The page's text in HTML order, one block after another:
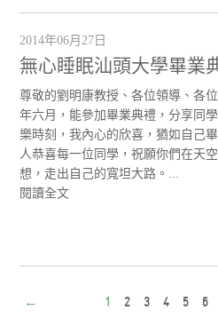
2014年06月27日
無心睡眠汕頭大學畢業
尊敬的劉明康教授、各位領導、各
年六月，能參加畢業典禮，分享同
樂時刻，我內心的欣喜，猶如自己
人恭喜每一位同學，祝願你們在天
想，走出自己的寬坦大路。...
閱讀全文
← 1 2 3 4 5 6